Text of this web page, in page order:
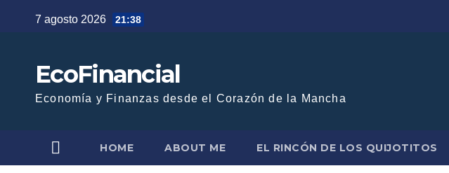
7 agosto 2026 21:38
EcoFinancial
Economía y Finanzas desde el Corazón de la Mancha
HOME ABOUT ME EL RINCÓN DE LOS QUIJOTITOS